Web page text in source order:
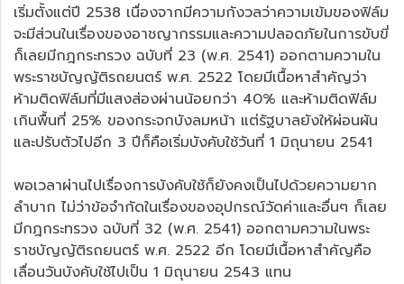
เริ่มตั้งแต่ปี 2538 เนื่องจากมีความกังวลว่าความเข้มของฟิล์ม
จะมีส่วนในเรื่องของอาชญากรรมและความปลอดภัยในการขับขี่
ก็เลยมีกฎกระทรวง ฉบับที่ 23 (พ.ศ. 2541) ออกตามความใน
พระราชบัญญัติรถยนตร์ พ.ศ. 2522 โดยมีเนื้อหาสำคัญว่า
ห้ามติดฟิล์มที่มีแสงส่องผ่านน้อยกว่า 40% และห้ามติดฟิล์ม
เกินพื้นที่ 25% ของกระจกบังลมหน้า แต่รัฐบาลยังให้ผ่อนผัน
และปรับตัวไปอีก 3 ปีก็คือเริ่มบังคับใช้วันที่ 1 มิถุนายน 2541
พอเวลาผ่านไปเรื่องการบังคับใช้ก็ยังคงเป็นไปด้วยความยาก
ลำบาก ไม่ว่าข้อจำกัดในเรื่องของอุปกรณ์วัดค่าและอื่นๆ ก็เลย
มีกฎกระทรวง ฉบับที่ 32 (พ.ศ. 2541) ออกตามความในพระ
ราชบัญญัติรถยนตร์ พ.ศ. 2522 อีก โดยมีเนื้อหาสำคัญคือ
เลื่อนวันบังคับใช้ไปเป็น 1 มิถุนายน 2543 แทน